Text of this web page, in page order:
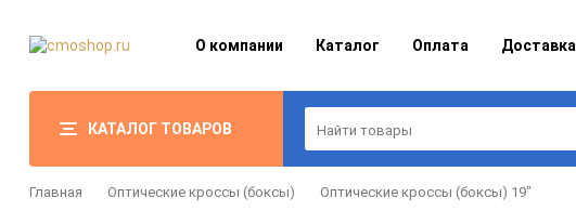
О компании Каталог Оплата Доставка
КАТАЛОГ ТОВАРОВ
Главная Оптические кроссы (боксы) Оптические кроссы (боксы) 19"